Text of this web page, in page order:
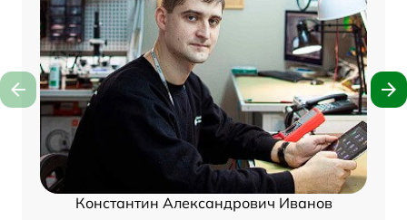
Константин Александрович Иванов